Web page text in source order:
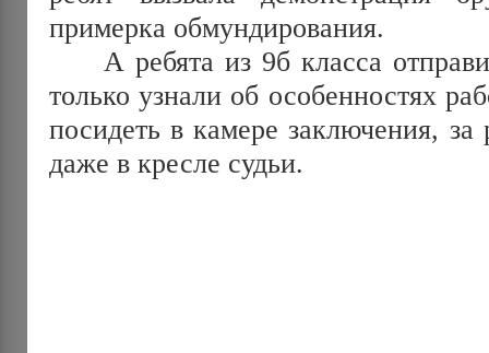
примерка обмундирования.
А ребята из 9б класса
только узнали об особенностях
посидеть в камере заключения, за
даже в кресле судьи.